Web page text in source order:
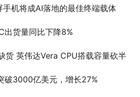
机将成AI落地的最佳终端载体
出货量同比下降8%
货 英伟达Vera CPU搭载容量砍半
破3000亿美元，增长27%